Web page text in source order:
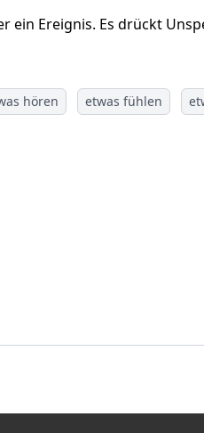
ein Ereignis. Es drückt
hören etwas fühlen